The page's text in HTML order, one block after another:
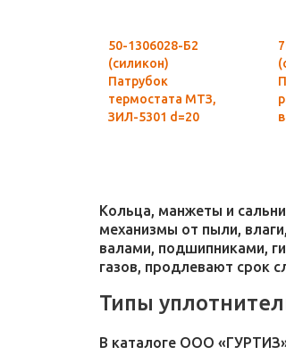
50-1306028-Б2
(силикон)
Патрубок
термостата МТЗ,
ЗИЛ-5301 d=20
Кольца, манжеты и
механизмы от пыли,
валами, подшипниками,
газов, продлевают срок
Типы
В каталоге ООО